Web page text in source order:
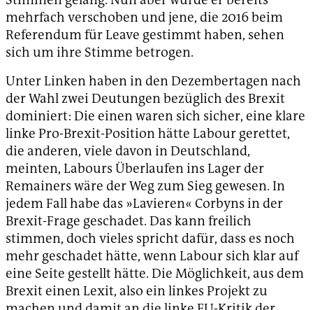
mehrfach verschoben und jene, die 2016 beim
Referendum für Leave gestimmt haben, sehen
sich um ihre Stimme betrogen.
Unter Linken haben in den Dezembertagen nach
der Wahl zwei Deutungen bezüglich des Brexit
dominiert: Die einen waren sich sicher, eine klare
linke Pro-Brexit-Position hätte Labour gerettet,
die anderen, viele davon in Deutschland,
meinten, Labours Überlaufen ins Lager der
Remainers wäre der Weg zum Sieg gewesen. In
jedem Fall habe das »Lavieren« Corbyns in der
Brexit-Frage geschadet. Das kann freilich
stimmen, doch vieles spricht dafür, dass es noch
mehr geschadet hätte, wenn Labour sich klar auf
eine Seite gestellt hätte. Die Möglichkeit, aus dem
Brexit einen Lexit, also ein linkes Projekt zu